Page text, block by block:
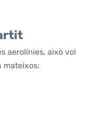
aerolínies, això vol
mateixos: